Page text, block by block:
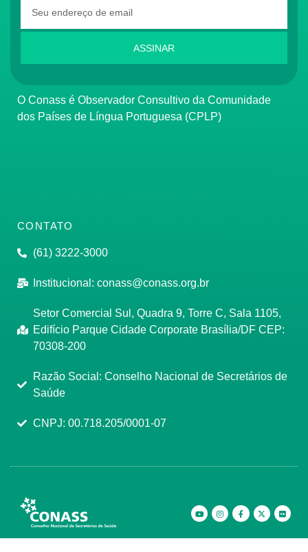
ASSINAR
O Conass é Observador Consultivo da Comunidade
dos Países de Língua Portuguesa (CPLP)
CONTATO
(61) 3222-3000
Institucional: conass@conass.org.br
Setor Comercial Sul, Quadra 9, Torre C, Sala 1105,
Edifício Parque Cidade Corporate Brasília/DF CEP:
70308-200
Razão Social: Conselho Nacional de Secretários de
Saúde
CNPJ: 00.718.205/0001-07